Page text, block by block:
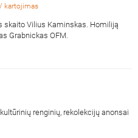
/ kartojimas
skaito Vilius Kaminskas. Homiliją
Grabnickas OFM.
renginių, rekolekcijų anonsai